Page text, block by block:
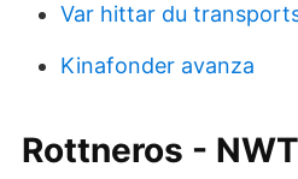
Var hittar du
Kinafonder avanza
Rottneros - NWT